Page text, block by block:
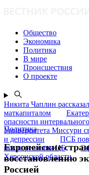
Общество
Экономика
Политика
В мире
Происшествия
О проекте
Никита Чаплин
маткапиталом
опасности
Университета Миссури
и депрессии
ПСБ
после решения ЦБ
Херсонской области
Политика
Европейские
восстановлению
Россией